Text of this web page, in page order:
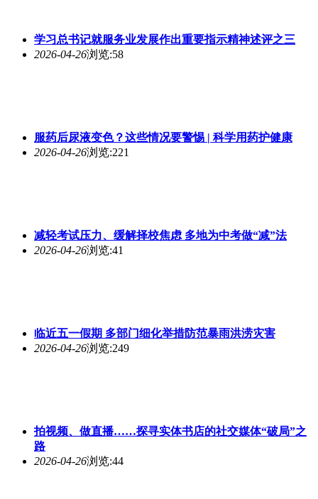
学习总书记就服务业发展作出重要指示精神述评之三
2026-04-26浏览:58
服药后尿液变色？这些情况要警惕 | 科学用药护健康
2026-04-26浏览:221
减轻考试压力、缓解择校焦虑 多地为中考做“减”法
2026-04-26浏览:41
临近五一假期 多部门细化举措防范暴雨洪涝灾害
2026-04-26浏览:249
拍视频、做直播……探寻实体书店的社交媒体“破局”之
路
2026-04-26浏览:44